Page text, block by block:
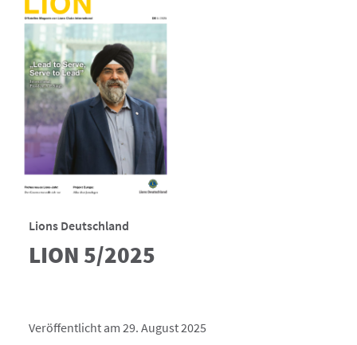
Lions Deutschland
LION 5/2025
Veröffentlicht am 29. August 2025